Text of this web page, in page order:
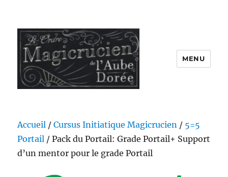
MENU
Accueil /Cursus Initiatique Magicrucien / 5=5
Portail / Pack du Portail: Grade Portail+ Support
d’un mentor pour le grade Portail